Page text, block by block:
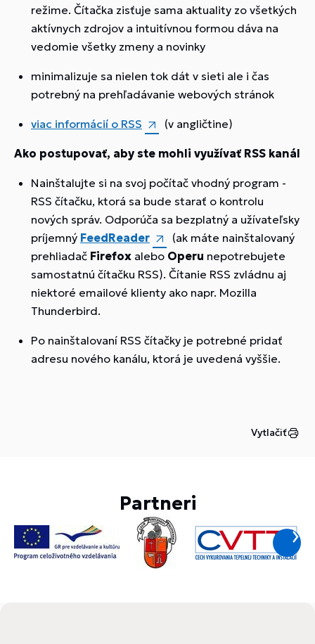
režime. Čítačka zisťuje sama aktuality zo všetkých
aktívnych zdrojov a intuitívnou formou dáva na
vedomie všetky zmeny a novinky
minimalizuje sa nielen tok dát v sieti ale i čas
potrebný na prehľadávanie webových stránok
viac informácií o RSS (v angličtine)
Ako postupovať, aby ste mohli využívať RSS kanál
Nainštalujte si na svoj počítač vhodný program -
RSS čítačku, ktorá sa bude starať o kontrolu
nových správ. Odporúča sa bezplatný a užívateľsky
príjemný FeedReader
(ak máte nainštalovaný
prehliadač Firefox alebo Operu nepotrebujete
samostatnú čítačku RSS). Čítanie RSS zvládnu aj
niektoré emailové klienty ako napr. Mozilla
Thunderbird.
Po nainštalovaní RSS čítačky je potrebné pridať
adresu nového kanálu, ktorá je uvedená vyššie.
Vytlačiť
Partneri